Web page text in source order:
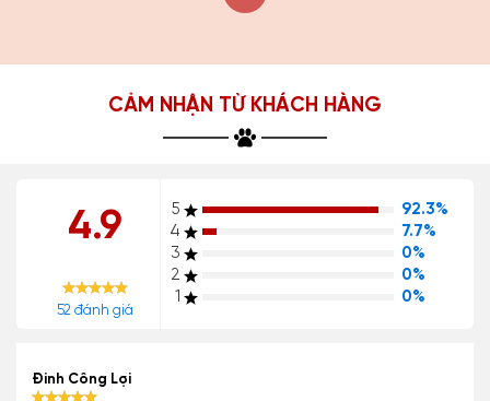
CẢM NHẬN TỪ KHÁCH HÀNG
4.9
52 đánh giá
5
92.3%
4
7.7%
3
0%
2
0%
1
0%
Đinh Công Lợi